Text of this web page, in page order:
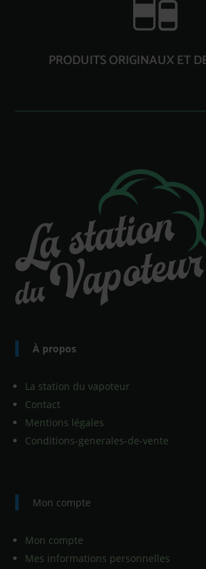
PRODUITS ORIGINAUX ET
À propos
La station du vapoteur
Contact
Mentions légales
Conditions-generales-de-vente
Mon compte
Mon compte
Mes informations personnelles